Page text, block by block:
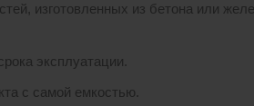
изготовленных из бетона или
эксплуатации.
с самой емкостью.